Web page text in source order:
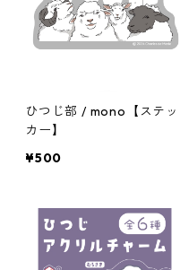
ひつじ部 / mono【ステッ
カー】
¥500